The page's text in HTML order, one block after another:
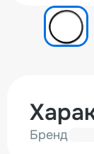
Бренд